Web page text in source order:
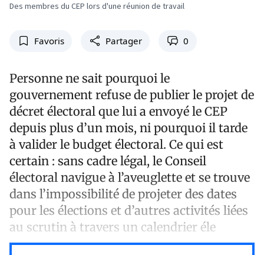
Des membres du CEP lors d'une réunion de travail
Favoris Partager 0
Personne ne sait pourquoi le
gouvernement refuse de publier le projet de
décret électoral que lui a envoyé le CEP
depuis plus d’un mois, ni pourquoi il tarde
à valider le budget électoral. Ce qui est
certain : sans cadre légal, le Conseil
électoral navigue à l’aveuglette et se trouve
dans l’impossibilité de projeter des dates
pour les élections et d’autres activités liées
au scrutin à travers un calendrier éle